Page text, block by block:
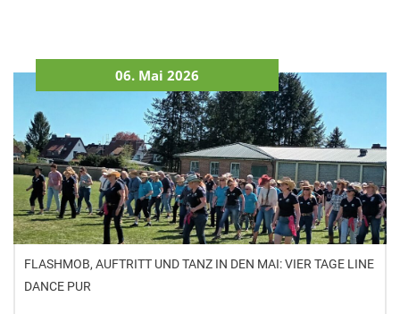
06. Mai 2026
FLASHMOB, AUFTRITT UND TANZ IN DEN MAI: VIER TAGE LINE
DANCE PUR